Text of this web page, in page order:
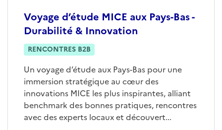
Voyage d’étude MICE aux Pays-Bas -
Durabilité & Innovation
RENCONTRES B2B
Un voyage d’étude aux Pays-Bas pour une
immersion stratégique au cœur des
innovations MICE les plus inspirantes, alliant
benchmark des bonnes pratiques, rencontres
avec des experts locaux et découvert...